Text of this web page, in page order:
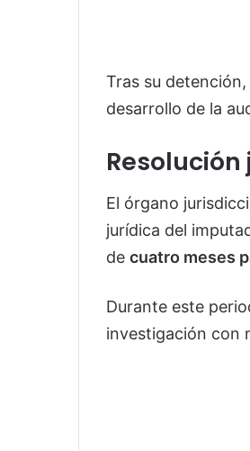
Tras su
desarrollo de la
El órgano
jurídica del
de cuatro meses
Durante este
investigación con